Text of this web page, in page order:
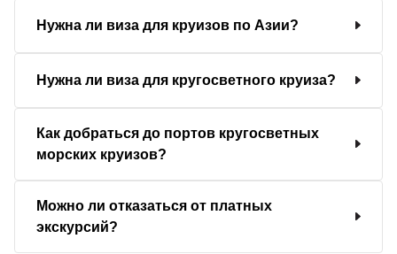
Нужна ли виза для круизов по Азии?
Нужна ли виза для кругосветного круиза?
Как добраться до портов кругосветных
морских круизов?
Можно ли отказаться от платных
экскурсий?